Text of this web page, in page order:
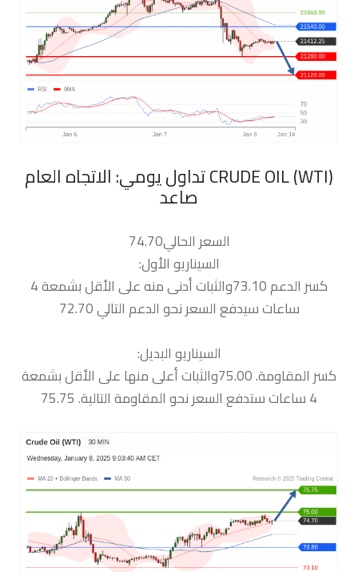
‏CRUDE OIL (WTI) تداول يومي: الاتجاه العام
صاعد
السعر الحالي74.70
السيناريو الأول:
كسر الدعم 73.10والثبات أدنى منه على الأقل بشمعة 4
ساعات سيدفع السعر نحو الدعم التالي 72.70
السيناريو البديل:
كسر المقاومة. 75.00والثبات أعلى منها على الأقل بشمعة
4 ساعات ستدفع السعر نحو المقاومة التالية. 75.75